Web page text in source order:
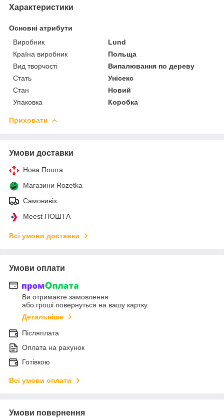
Характеристики
Основні атрибути
Виробник
Lund
Країна виробник
Польща
Вид творчості
Випалювання по дереву
Стать
Унісекс
Стан
Новий
Упаковка
Коробка
Приховати
Умови доставки
Нова Пошта
Магазини Rozetka
Самовивіз
Meest ПОШТА
Всі умови доставки
Умови оплати
Ви отримаєте замовлення
або гроші повернуться на вашу картку
Детальніше
Післяплата
Оплата на рахунок
Готівкою
Всі умови оплати
Умови повернення